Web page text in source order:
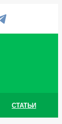
СТАТЬИ